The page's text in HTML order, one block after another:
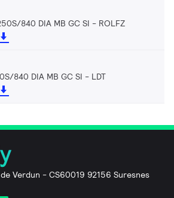
840 DIA MB GC SI ROLFZ
840 DIA MB GC SI LDT
Verdun - CS60019 92156 Suresnes